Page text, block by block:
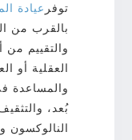
توفر عيادة
بالقرب من
والتقييم
العقلية أو
والمساعدة
بُعد،
النالوكسون